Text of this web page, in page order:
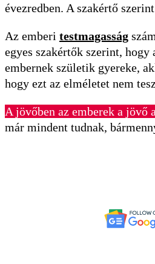
évezredben. A szakértő szerint
Az emberi testmagasság
egyes szakértők szerint,
embernek születik gyereke,
hogy ezt az elméletet nem
A jövőben az emberek a jövő
már mindent tudnak,